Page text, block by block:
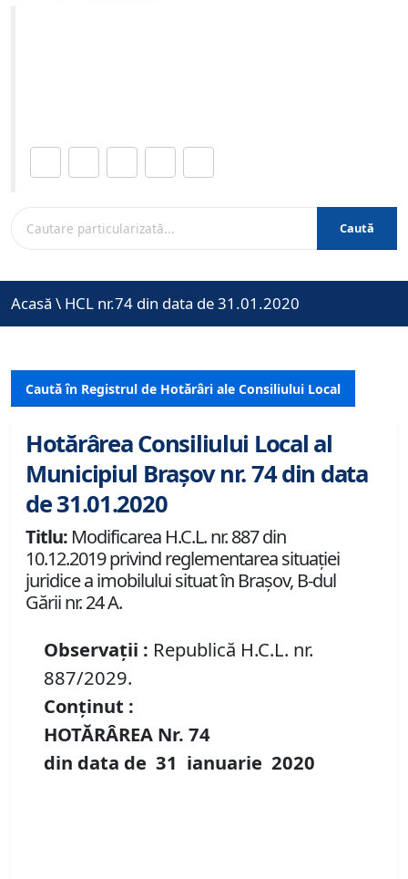
Caută
Acasă \ HCL nr.74 din data de 31.01.2020
Caută în Registrul de Hotărâri ale Consiliului Local
Hotărârea Consiliului Local al
Municipiul Brașov nr. 74 din data
de 31.01.2020
Titlu: Modificarea H.C.L. nr. 887 din
10.12.2019 privind reglementarea situației
juridice a imobilului situat în Brașov, B-dul
Gării nr. 24 A.
Observații : Republică H.C.L. nr.
887/2029.
Conținut :
HOTĂRÂREA Nr. 74
din data de 31 ianuarie 2020